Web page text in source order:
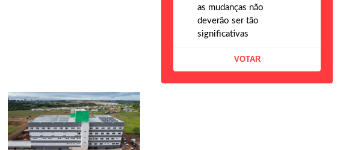
as mudanças não
deverão ser tão
significativas